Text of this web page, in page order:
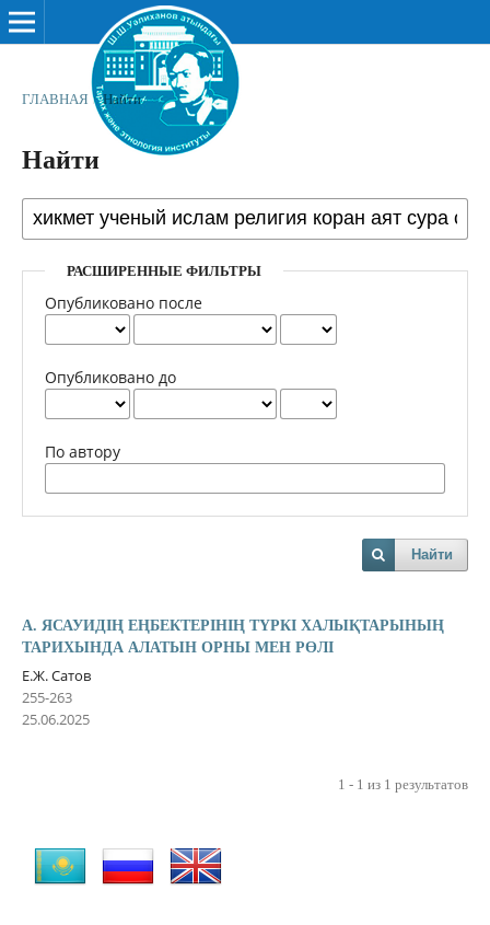
ГЛАВНАЯ / Найти
Найти
РАСШИРЕННЫЕ ФИЛЬТРЫ
Опубликовано после
Опубликовано до
По автору
Найти
А. ЯСАУИДІҢ ЕҢБЕКТЕРІНІҢ ТҮРКІ ХАЛЫҚТАРЫНЫҢ
ТАРИХЫНДА АЛАТЫН ОРНЫ МЕН РӨЛІ
Е.Ж. Сатов
255-263
25.06.2025
1 - 1 из 1 результатов